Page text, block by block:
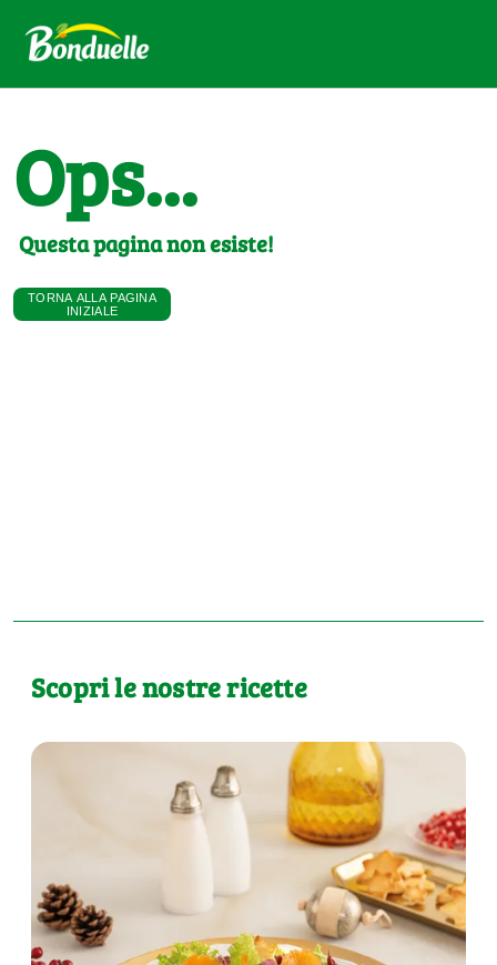
Ops...
Questa pagina non esiste!
TORNA ALLA PAGINA
INIZIALE
Scopri le nostre ricette